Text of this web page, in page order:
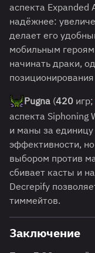
аспекта Expanded
надёжнее:
делает его
мобильным
начинать драки,
Pugna (420 игр;
аспекта Siphoning
и маны за единицу
эффективности,
выбором против
сбивает касты и
Decrepify
тиммейтов.
Заключение